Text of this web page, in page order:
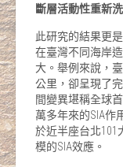
斷層活動性重新
此研究的結果更
在臺灣不同海岸
大。舉例來說，
公里，卻呈現了
間變異堪稱全球
萬多年來的SIA作
於近半座台北101
模的SIA效應。